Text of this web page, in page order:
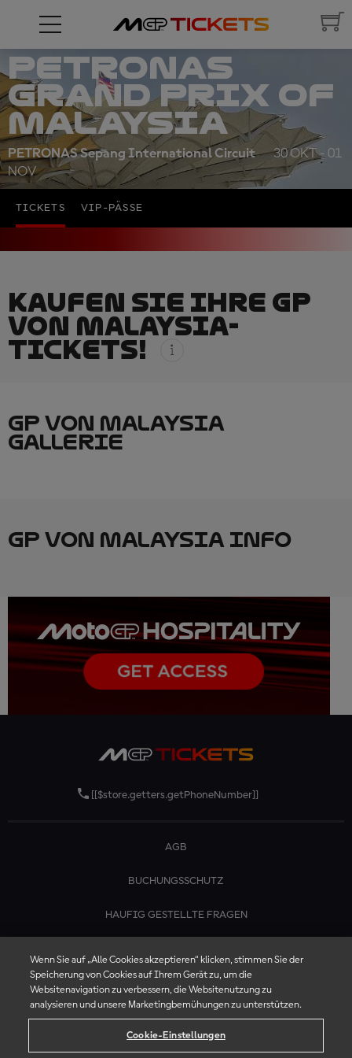
PETRONAS
GRAND PRIX OF
MALAYSIA
PETRONAS Sepang International Circuit
30 OKT - 01
NOV
TICKETS VIP-PÄSSE
KAUFEN SIE IHRE GP
VON MALAYSIA-
TICKETS!
GP VON MALAYSIA
GALLERIE
GP VON MALAYSIA INFO
[[$store.getters.getPhoneNumber]]
AGB
BUCHUNGSSCHUTZ
HAUFIG GESTELLTE FRAGEN
Wenn Sie auf „Alle Cookies akzeptieren“ klicken, stimmen Sie der
Speicherung von Cookies auf Ihrem Gerät zu, um die
Websitenavigation zu verbessern, die Websitenutzung zu
analysieren und unsere Marketingbemühungen zu unterstützen.
Cookie-Einstellungen